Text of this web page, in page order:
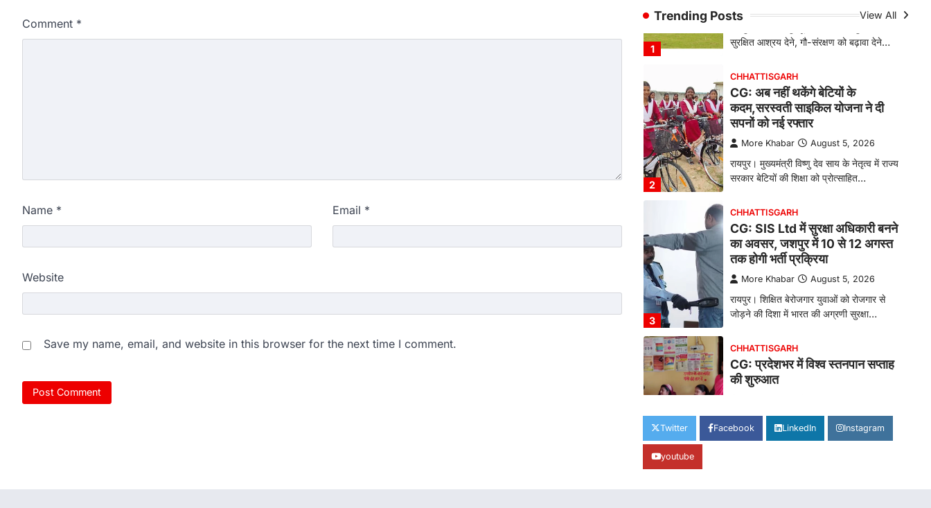
Comment *
Name * Email *
Website
Save my name, email, and website in this browser for the next time I comment.
Trending Posts View All
1
सुरक्षित आश्रय देने, गौ-संरक्षण को बढ़ावा देने…
2
CHHATTISGARH
CG: अब नहीं थकेंगे बेटियों के
कदम,सरस्वती साइकिल योजना ने दी
सपनों को नई रफ्तार
More Khabar August 5, 2026
रायपुर। मुख्यमंत्री विष्णु देव साय के नेतृत्व में राज्य
सरकार बेटियों की शिक्षा को प्रोत्साहित…
3
CHHATTISGARH
CG: SIS Ltd में सुरक्षा अधिकारी बनने
का अवसर, जशपुर में 10 से 12 अगस्त
तक होगी भर्ती प्रक्रिया
More Khabar August 5, 2026
रायपुर। शिक्षित बेरोजगार युवाओं को रोजगार से
जोड़ने की दिशा में भारत की अग्रणी सुरक्षा…
4
CHHATTISGARH
CG: प्रदेशभर में विश्व स्तनपान सप्ताह
की शुरुआत
रायपुर। हर नवजात को जीवन की स्वस्थ और
सुरक्षित शुरुआत मिले, इसी उद्देश्य के साथ…
Twitter Facebook LinkedIn Instagram
youtube